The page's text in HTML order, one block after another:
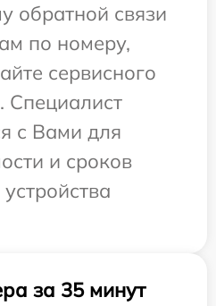
обратной связи
по номеру,
сервисного
Специалист
с Вами для
и сроков
за 35 минут